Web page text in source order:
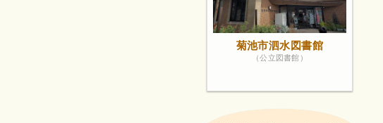
菊池市泗水図書館
（公立図書館）